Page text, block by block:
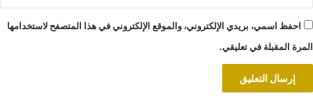
احفظ اسمي، بريدي الإلكتروني، والموقع الإلكتروني في هذا المتصفح لاستخدامها
المرة المقبلة في تعليقي.